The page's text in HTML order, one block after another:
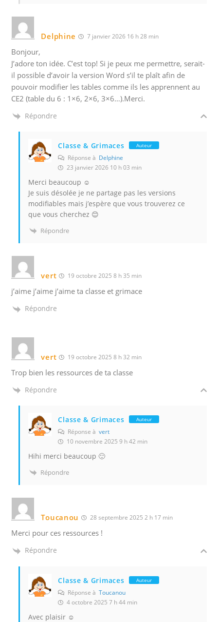
Delphine 7 janvier 2026 16 h 28 min
Bonjour,
J’adore ton idée. C’est top! Si je peux me permettre, serait-
il possible d’avoir la version Word s’il te plaît afin de
pouvoir modifier les tables comme ils les apprennent au
CE2 (table du 6 : 1×6, 2×6, 3×6…).Merci.
Répondre
Classe & Grimaces Auteur
Réponse à Delphine
23 janvier 2026 10 h 03 min
Merci beaucoup ☺️
Je suis désolée je ne partage pas les versions
modifiables mais j’espère que vous trouverez ce
que vous cherchez 😊
Répondre
vert 19 octobre 2025 8 h 35 min
j’aime j’aime j’aime ta classe et grimace
Répondre
vert 19 octobre 2025 8 h 32 min
Trop bien les ressources de ta classe
Répondre
Classe & Grimaces Auteur
Réponse àvert
10 novembre 2025 9 h 42 min
Hihi merci beaucoup 🙂
Répondre
Toucanou 28 septembre 2025 2 h 17 min
Merci pour ces ressources !
Répondre
Classe & Grimaces Auteur
Réponse àToucanou
4 octobre 2025 7 h 44 min
Avec plaisir ☺️